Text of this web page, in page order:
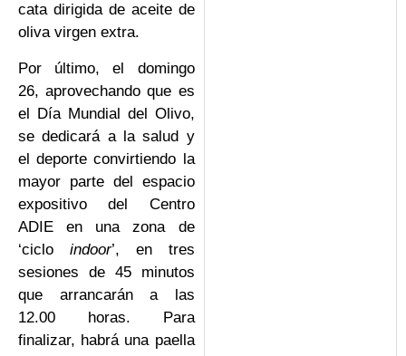
cata dirigida de aceite de
oliva virgen extra.
Por último, el domingo
26, aprovechando que es
el Día Mundial del Olivo,
se dedicará a la salud y
el deporte convirtiendo la
mayor parte del espacio
expositivo del Centro
ADIE en una zona de
‘ciclo indoor’, en tres
sesiones de 45 minutos
que arrancarán a las
12.00 horas. Para
finalizar, habrá una paella